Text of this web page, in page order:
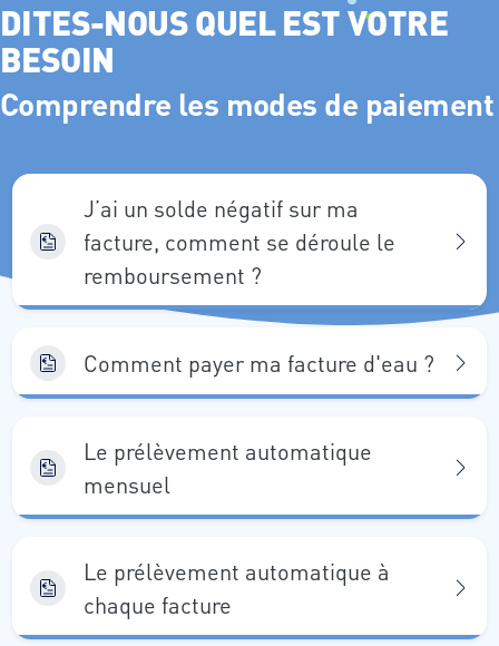
DITES-NOUS QUEL EST VOTRE
BESOIN
Comprendre les modes de paiement
J’ai un solde négatif sur ma
facture, comment se déroule le
remboursement ?
Comment payer ma facture d'eau ?
Le prélèvement automatique
mensuel
Le prélèvement automatique à
chaque facture